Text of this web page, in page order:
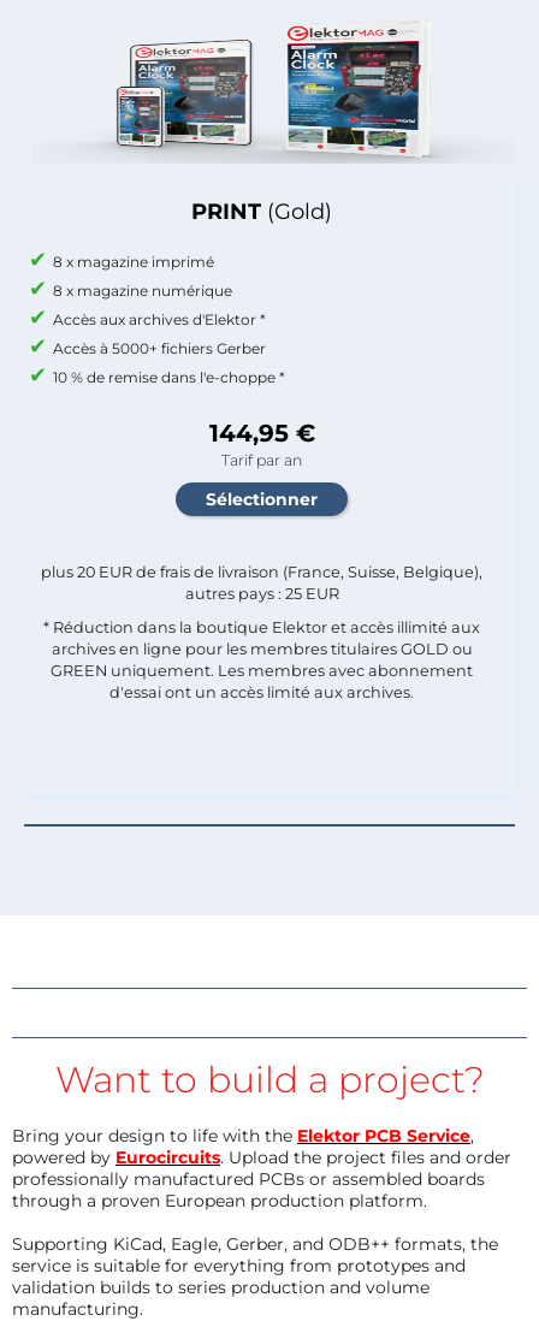
PRINT (Gold)
8 x magazine imprimé
8 x magazine numérique
Accès aux archives d'Elektor *
Accès à 5000+ fichiers Gerber
10 % de remise dans l'e-choppe *
144,95 €
Tarif par an
plus 20 EUR de frais de livraison (France, Suisse, Belgique),
autres pays : 25 EUR
* Réduction dans la boutique Elektor et accès illimité aux
archives en ligne pour les membres titulaires GOLD ou
GREEN uniquement. Les membres avec abonnement
d'essai ont un accès limité aux archives.
Want to build a project?
Bring your design to life with the Elektor PCB Service,
powered by Eurocircuits. Upload the project files and order
professionally manufactured PCBs or assembled boards
through a proven European production platform.
Supporting KiCad, Eagle, Gerber, and ODB++ formats, the
service is suitable for everything from prototypes and
validation builds to series production and volume
manufacturing.